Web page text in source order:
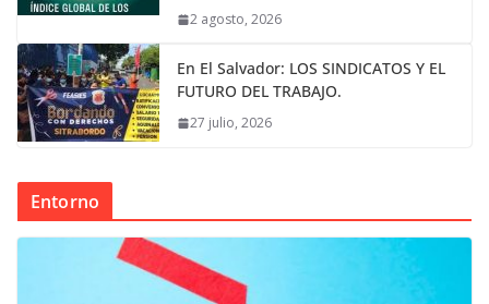
2 agosto, 2026
En El Salvador: LOS SINDICATOS Y EL
FUTURO DEL TRABAJO.
27 julio, 2026
Entorno